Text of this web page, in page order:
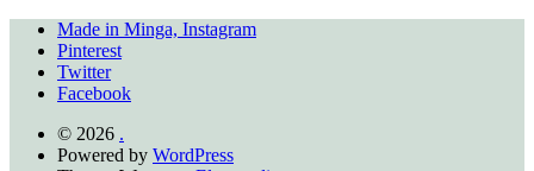
Made in Minga, Instagram
Pinterest
Twitter
Facebook
© 2026 .
Powered by WordPress